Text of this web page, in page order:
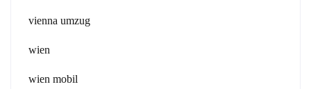
vienna umzug
wien
wien mobil